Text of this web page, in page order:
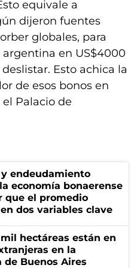
equivale a
dijeron fuentes
globales, para
en US$4000
Esto achica la
de esos bonos en
Palacio de
endeudamiento
economía bonaerense
que el promedio
dos variables clave
hectáreas están en
en la
de Buenos Aires